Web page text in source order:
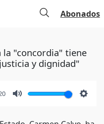
Abonados
la "concordia" tiene
y dignidad"